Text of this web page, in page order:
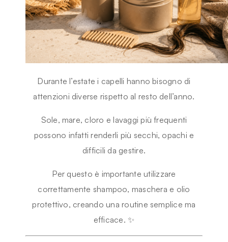
Durante l’estate i capelli hanno bisogno di
attenzioni diverse rispetto al resto dell’anno.
Sole, mare, cloro e lavaggi più frequenti
possono infatti renderli più secchi, opachi e
difficili da gestire.
Per questo è importante utilizzare
correttamente shampoo, maschera e olio
protettivo, creando una routine semplice ma
efficace. ✨